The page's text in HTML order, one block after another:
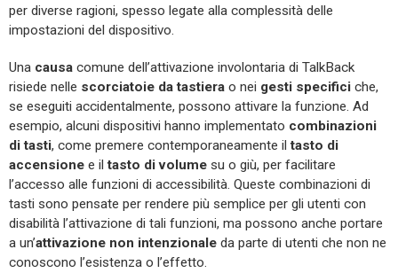
per diverse ragioni, spesso legate alla complessità delle
impostazioni del dispositivo.
Una causa comune dell’attivazione involontaria di TalkBack
risiede nelle scorciatoie da tastiera o nei gesti specifici che,
se eseguiti accidentalmente, possono attivare la funzione. Ad
esempio, alcuni dispositivi hanno implementato combinazioni
di tasti, come premere contemporaneamente iltasto di
accensione e iltasto di volume su o giù, per facilitare
l’accesso alle funzioni di accessibilità. Queste combinazioni di
tasti sono pensate per rendere più semplice per gli utenti con
disabilità l’attivazione di tali funzioni, ma possono anche portare
a un’attivazione non intenzionale da parte di utenti che non ne
conoscono l’esistenza o l’effetto.